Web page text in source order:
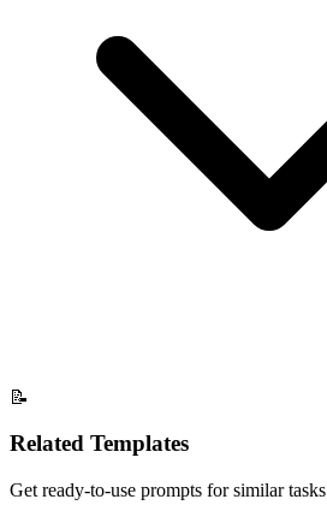
📝
Related Templates
Get ready-to-use prompts for similar tasks